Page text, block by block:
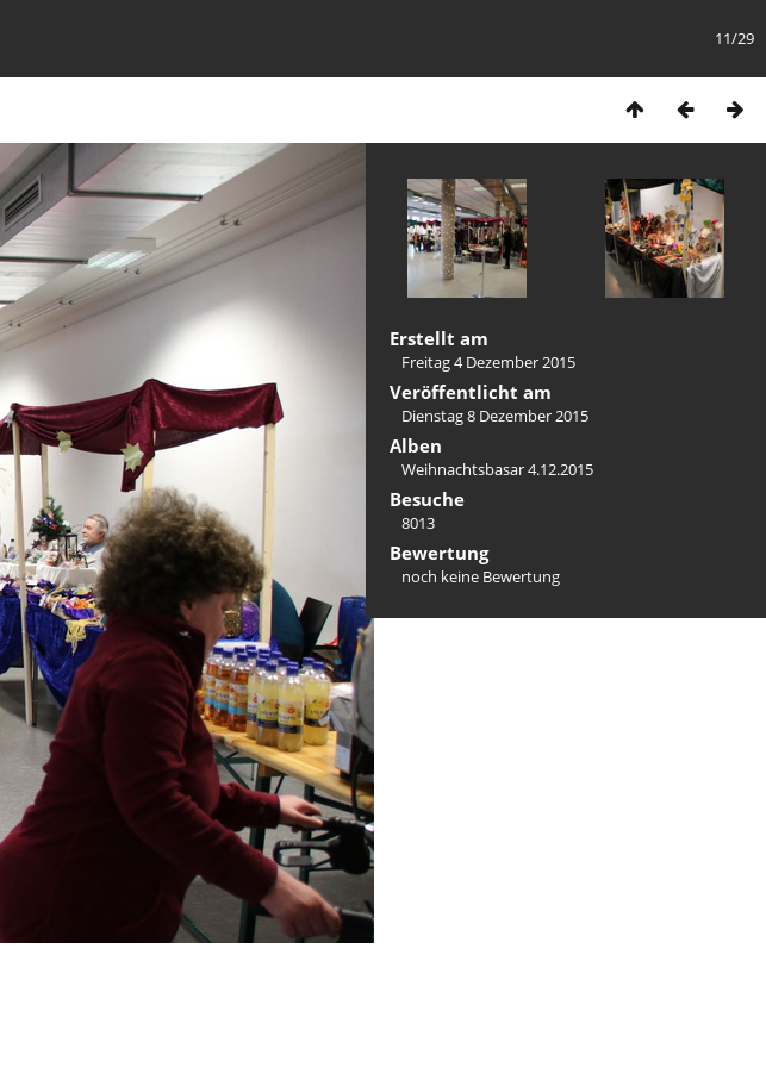
11/29
Erstellt am
Freitag 4 Dezember 2015
Veröffentlicht am
Dienstag 8 Dezember 2015
Alben
Weihnachtsbasar 4.12.2015
Besuche
8013
Bewertung
noch keine Bewertung